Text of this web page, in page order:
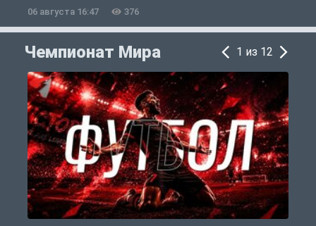
06 августа 16:47 376
Чемпионат Мира 1 из 12